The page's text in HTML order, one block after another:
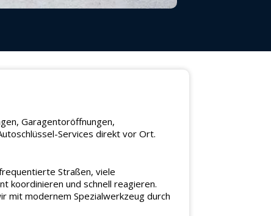
Garagentoröffnungen,
Services direkt vor Ort.
Straßen, viele
koordinieren und schnell reagieren.
mit modernem Spezialwerkzeug durch